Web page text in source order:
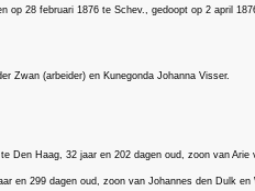
28 februari 1876 te Schev., gedoopt op 2 april
Zwan (arbeider) en Kunegonda Johanna Visser.
Den Haag, 32 jaar en 202 dagen oud, zoon van
en 299 dagen oud, zoon van Johannes den Dulk en